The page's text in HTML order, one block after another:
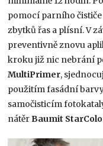
pomocí parního
zbytků řas a plísní. V
preventivně znovu
kroku již nic nebrání
MultiPrimer,
použitím fasádní
samočisticím
nátěr Baumit